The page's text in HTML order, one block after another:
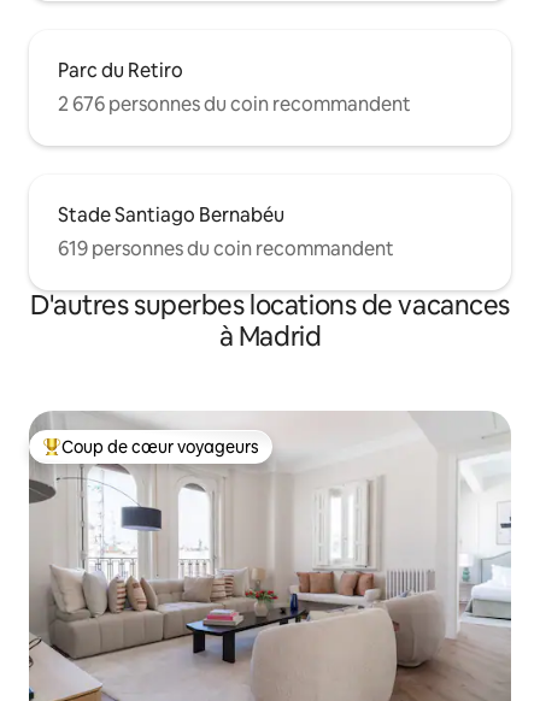
Parc du Retiro
2 676 personnes du coin recommandent
Stade Santiago Bernabéu
619 personnes du coin recommandent
D'autres superbes locations de vacances
à Madrid
Coup de cœur voyageurs parmi les plus aimés
Coup de cœur voyageurs